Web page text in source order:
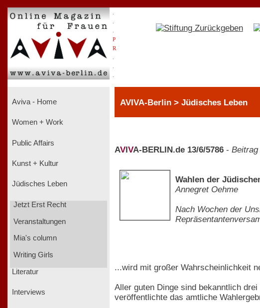
P
R
Aviva - Home
Women + Work
Public Affairs
Kunst + Kultur
Jüdisches Leben
Jetzt Erst Recht
Veranstaltungen
Mia's column
Writing Girls
Literatur
Interviews
AVIVA-Berlin > Jüdisches Leben
AV VA-BERLIN.de 13/6/5786 - Beitrag
Wahlen der
Annegret Oehme
Nach Wochen der
...wird mit großer Wahrscheinlichkeit
Aller guten Dinge sind bekanntlich
veröffentlichte das amtliche